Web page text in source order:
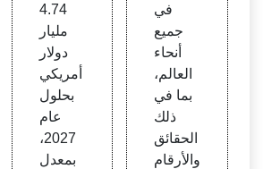
4.74
مليار
دولار
أمريكي
بحلول
عام
2027،
بمعدل
في
جميع
أنحاء
العالم،
بما في
ذلك
الحقائق
والأرقام